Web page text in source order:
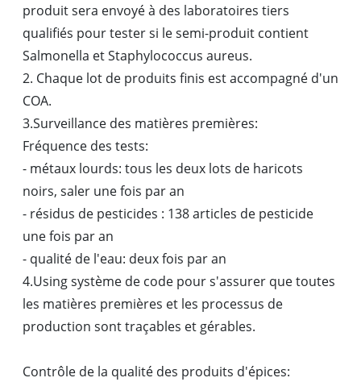
produit sera envoyé à des laboratoires tiers
qualifiés pour tester si le semi-produit contient
Salmonella et Staphylococcus aureus.
2. Chaque lot de produits finis est accompagné d'un
COA.
3.Surveillance des matières premières:
Fréquence des tests:
- métaux lourds: tous les deux lots de haricots
noirs, saler une fois par an
- résidus de pesticides : 138 articles de pesticide
une fois par an
- qualité de l'eau: deux fois par an
4.Using système de code pour s'assurer que toutes
les matières premières et les processus de
production sont traçables et gérables.
Contrôle de la qualité des produits d'épices: